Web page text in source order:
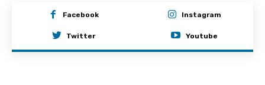
Facebook Instagram
Twitter Youtube